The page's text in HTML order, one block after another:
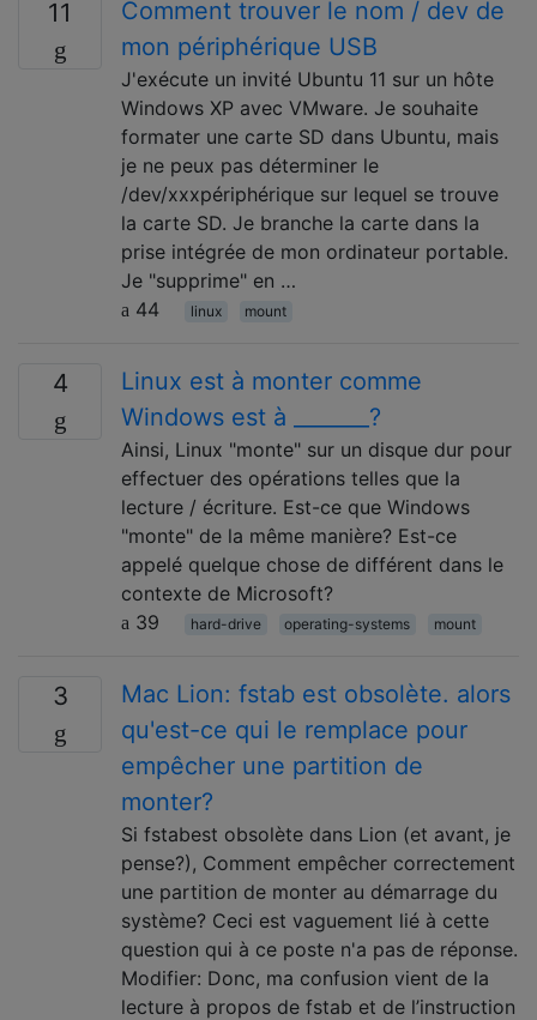
11
Comment trouver le nom / dev de
mon périphérique USB
J'exécute un invité Ubuntu 11 sur un hôte
Windows XP avec VMware. Je souhaite
formater une carte SD dans Ubuntu, mais
je ne peux pas déterminer le
/dev/xxxpériphérique sur lequel se trouve
la carte SD. Je branche la carte dans la
prise intégrée de mon ordinateur portable.
Je "supprime" en …
44
linux mount
4
Linux est à monter comme
Windows est à _______?
Ainsi, Linux "monte" sur un disque dur pour
effectuer des opérations telles que la
lecture / écriture. Est-ce que Windows
"monte" de la même manière? Est-ce
appelé quelque chose de différent dans le
contexte de Microsoft?
39
hard-drive operating-systems mount
3
Mac Lion: fstab est obsolète. alors
qu'est-ce qui le remplace pour
empêcher une partition de
monter?
Si fstabest obsolète dans Lion (et avant, je
pense?), Comment empêcher correctement
une partition de monter au démarrage du
système? Ceci est vaguement lié à cette
question qui à ce poste n'a pas de réponse.
Modifier: Donc, ma confusion vient de la
lecture à propos de fstab et de l’instruction